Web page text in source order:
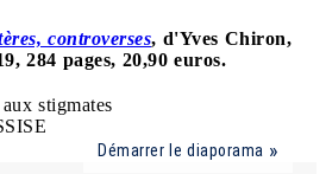
controverses, d'Yves Chiron,
284 pages, 20,90 euros.
stigmates
Démarrer le diaporama